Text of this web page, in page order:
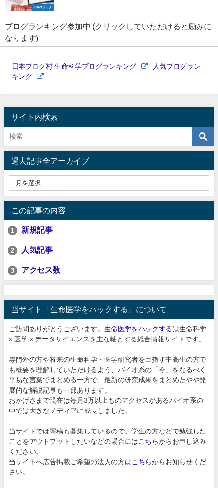
ヘルステック
ブログランキング参加中 (クリックしていただけると励みに
なります)
日本ブログ村 生命科学ブログランキング
人気ブログラン
キング
サイト内検索
過去記事全アーカイブ
この記事の内容
1 新規記事
2 人気記事
3 アクセス数
当サイト「生命医学をハックする」について
ご訪問ありがとうございます。 生命医学をハックするは生命科学
x 医学 x データサイエンスを主な軸とする総合情報サイトです。
専門外の方や将来の生命科学・医学研究者を目指す中高生の方で
も概要を理解していただけるよう、バイオ系の「今」をなるべく
平易な言葉でまとめる一方で、最新の研究成果をまとめたやや発
展的な解説記事も一部あります。
おかげさまで現在は毎月3万以上ものアクセスがあるバイオ系の
中では大きなメディアに成長しました。
当サイトでは寄稿も募集しているので、学生の方などで勉強した
ことをアウトプットしたいなどの場合には こちらからお申し込み
ください。
当サイトへ広告掲載ご希望の法人の方は こちらからお知らせくだ
さい。